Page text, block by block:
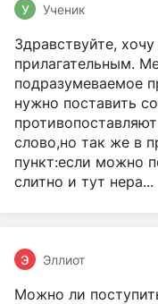
У Ученик
Здравствуйте,
прилагательным.
подразумеваемое
нужно поставить
слово,но так же в
пункт:если можно
слитно и тут нера...
Э Эллиот
Можно ли